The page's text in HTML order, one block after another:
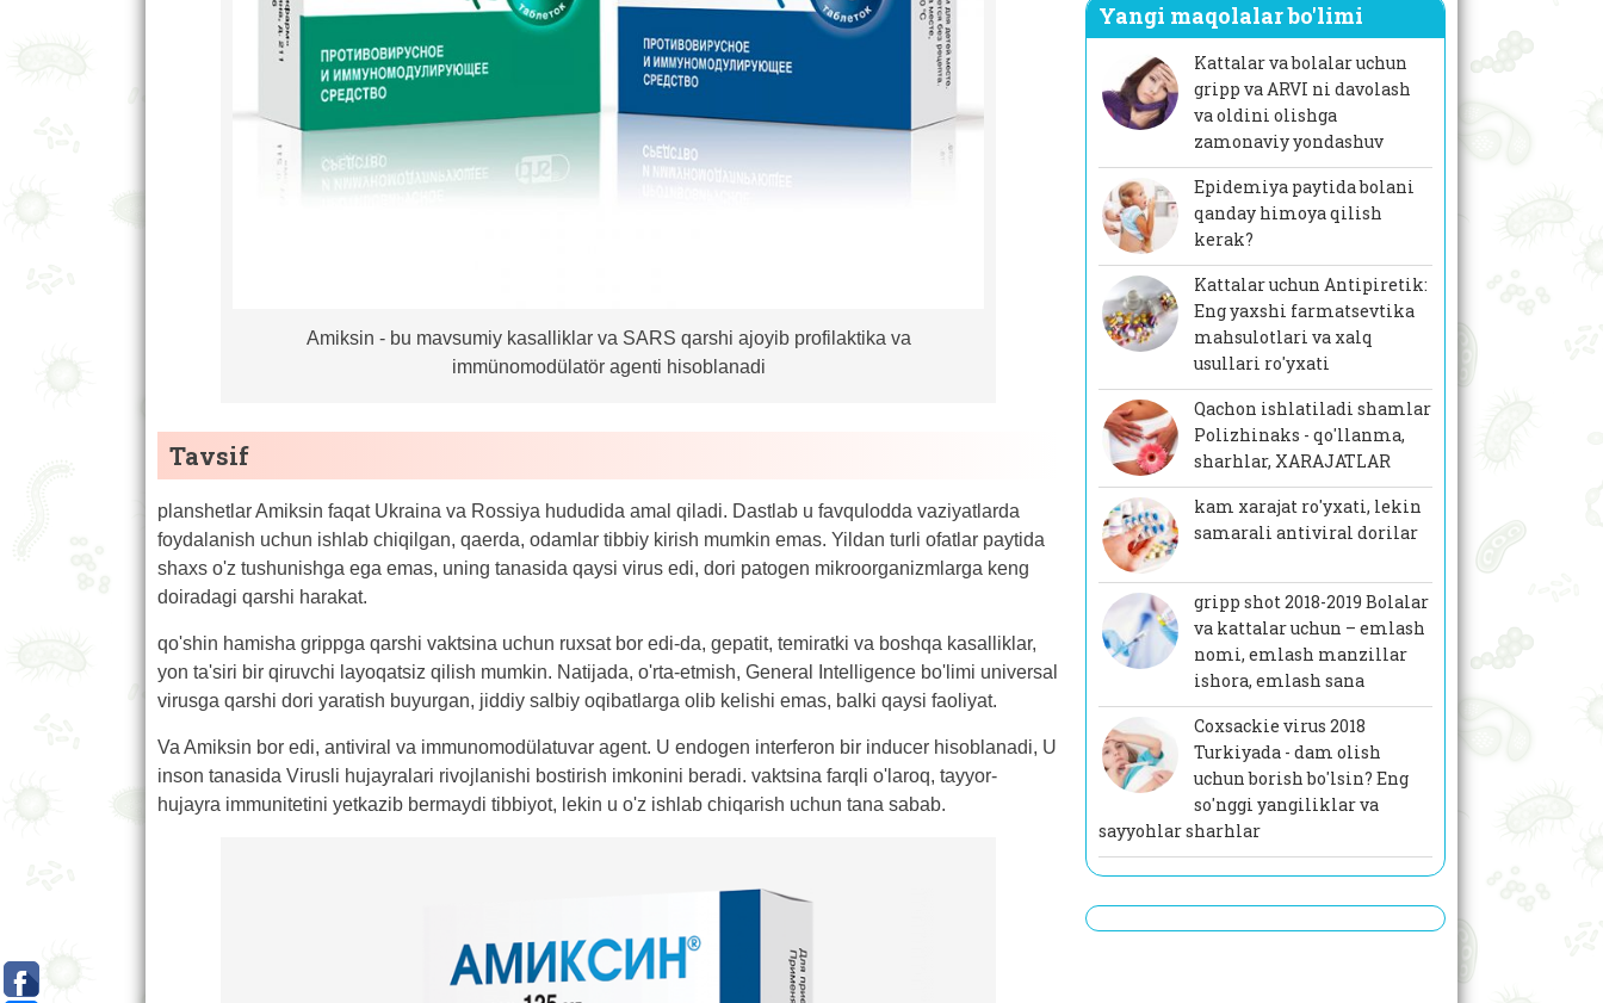
Amiksin - bu mavsumiy kasalliklar va SARS qarshi ajoyib profilaktika va
immünomodülatör agenti hisoblanadi
Tavsif
planshetlar Amiksin faqat Ukraina va Rossiya hududida amal qiladi. Dastlab u favqulodda vaziyatlarda
foydalanish uchun ishlab chiqilgan, qaerda, odamlar tibbiy kirish mumkin emas. Yildan turli ofatlar paytida
shaxs o'z tushunishga ega emas, uning tanasida qaysi virus edi, dori patogen mikroorganizmlarga keng
doiradagi qarshi harakat.
qo'shin hamisha grippga qarshi vaktsina uchun ruxsat bor edi-da, gepatit, temiratki va boshqa kasalliklar,
yon ta'siri bir qiruvchi layoqatsiz qilish mumkin. Natijada, o'rta-etmish, General Intelligence bo'limi universal
virusga qarshi dori yaratish buyurgan, jiddiy salbiy oqibatlarga olib kelishi emas, balki qaysi faoliyat.
Va Amiksin bor edi, antiviral va immunomodülatuvar agent. U endogen interferon bir inducer hisoblanadi, U
inson tanasida Virusli hujayralari rivojlanishi bostirish imkonini beradi. vaktsina farqli o'laroq, tayyor-
hujayra immunitetini yetkazib bermaydi tibbiyot, lekin u o'z ishlab chiqarish uchun tana sabab.
Yangi maqolalar bo'limi
Kattalar va bolalar uchun
gripp va ARVI ni davolash
va oldini olishga
zamonaviy yondashuv
Epidemiya paytida bolani
qanday himoya qilish
kerak?
Kattalar uchun Antipiretik:
Eng yaxshi farmatsevtika
mahsulotlari va xalq
usullari ro'yxati
Qachon ishlatiladi shamlar
Polizhinaks - qo'llanma,
sharhlar, XARAJATLAR
kam xarajat ro'yxati, lekin
samarali antiviral dorilar
gripp shot 2018-2019 Bolalar
va kattalar uchun – emlash
nomi, emlash manzillar
ishora, emlash sana
Coxsackie virus 2018
Turkiyada - dam olish
uchun borish bo'lsin? Eng
so'nggi yangiliklar va
sayyohlar sharhlar